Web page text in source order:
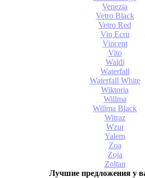
Venezia
Vetro Black
Vetro Red
Vin Ecru
Vincent
Vito
Waldi
Waterfall
Waterfall White
Wiktoria
Willma
Willma Black
Witraz
Wzur
Yalem
Zoa
Zoja
Zoltan
Лучшие предложения у